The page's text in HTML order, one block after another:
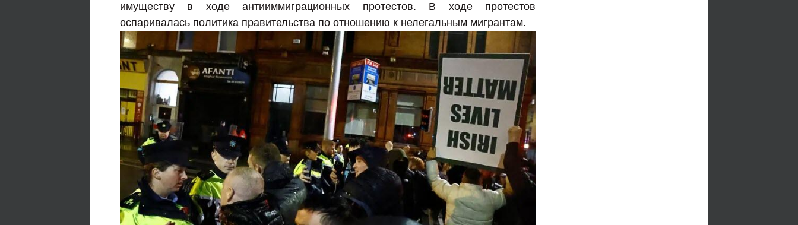
имуществу в ходе антииммиграционных протестов. В ходе протестов
оспаривалась политика правительства по отношению к нелегальным мигрантам.